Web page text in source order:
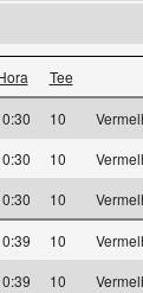
Tee
10
10
10
10
10